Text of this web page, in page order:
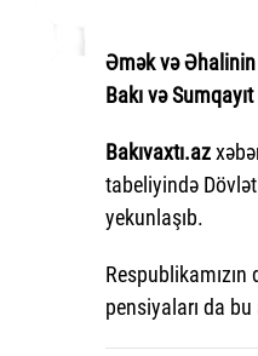
Əmək və
Bakı və
Bakıvaxtı.az
tabeliyində
yekunlaşıb.
pensiyaları da